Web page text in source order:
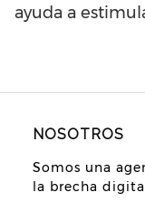
ayuda a
NOSOTROS
Somos una
la brecha